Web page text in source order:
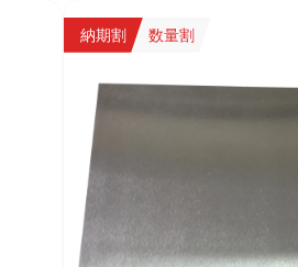
納期割 数量割